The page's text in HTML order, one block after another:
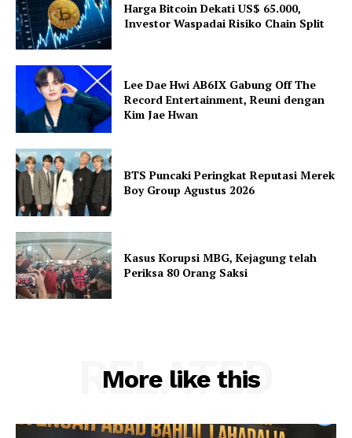
Harga Bitcoin Dekati US$ 65.000,
Investor Waspadai Risiko Chain Split
Lee Dae Hwi AB6IX Gabung Off The
Record Entertainment, Reuni dengan
Kim Jae Hwan
BTS Puncaki Peringkat Reputasi Merek
Boy Group Agustus 2026
Kasus Korupsi MBG, Kejagung telah
Periksa 80 Orang Saksi
More like this
RELATED